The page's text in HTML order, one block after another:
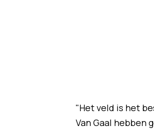
"Het veld is het
Van Gaal hebben